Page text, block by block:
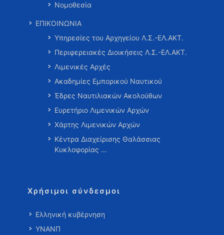
Νομοθεσία
ΕΠΙΚΟΙΝΩΝΙΑ
Υπηρεσίες του Αρχηγείου Λ.Σ.-ΕΛ.ΑΚΤ.
Περιφερειακές Διοικήσεις Λ.Σ.-ΕΛ.ΑΚΤ.
Λιμενικές Αρχές
Ακαδημίες Εμπορικού Ναυτικού
Έδρες Ναυτιλιακών Ακολούθων
Ευρετήριο Λιμενικών Αρχών
Χάρτης Λιμενικών Αρχών
Κέντρα Διαχείρισης Θαλάσσιας
Κυκλοφορίας …
Χρήσιμοι σύνδεσμοι
Ελληνική κυβέρνηση
ΥΝΑΝΠ